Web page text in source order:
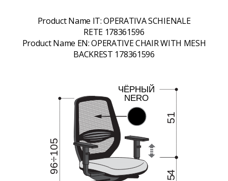
Product Name IT:OPERATIVA SCHIENALE
RETE 178361596
Product Name EN:OPERATIVE CHAIR WITH MESH
BACKREST 178361596